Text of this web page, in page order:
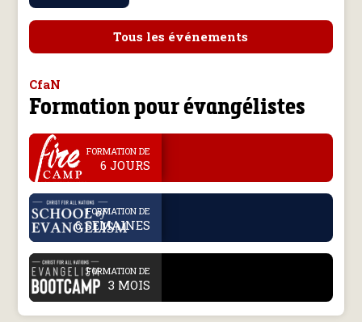
Tous les événements
CfaN
Formation pour évangélistes
. FORMATION DE
6 JOURS
. FORMATION DE
6 SEMAINES
. FORMATION DE
3 MOIS